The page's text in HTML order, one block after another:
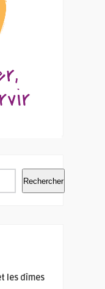
Rechercher
les dîmes